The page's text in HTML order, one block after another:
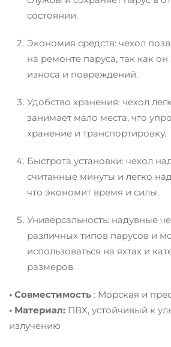
состоянии.
Экономия средств: чехол
на ремонте паруса, так как
износа и повреждений.
Удобство хранения: чехол
занимает мало места, что
хранение и транспортировку.
Быстрота установки: чехол
считанные минуты и легко
что экономит время и силы.
Универсальность: надувные
различных типов парусов и
использоваться на яхтах и
размеров.
• Совместимость : Морская и
• Материал: ПВХ, устойчивый к
излучению